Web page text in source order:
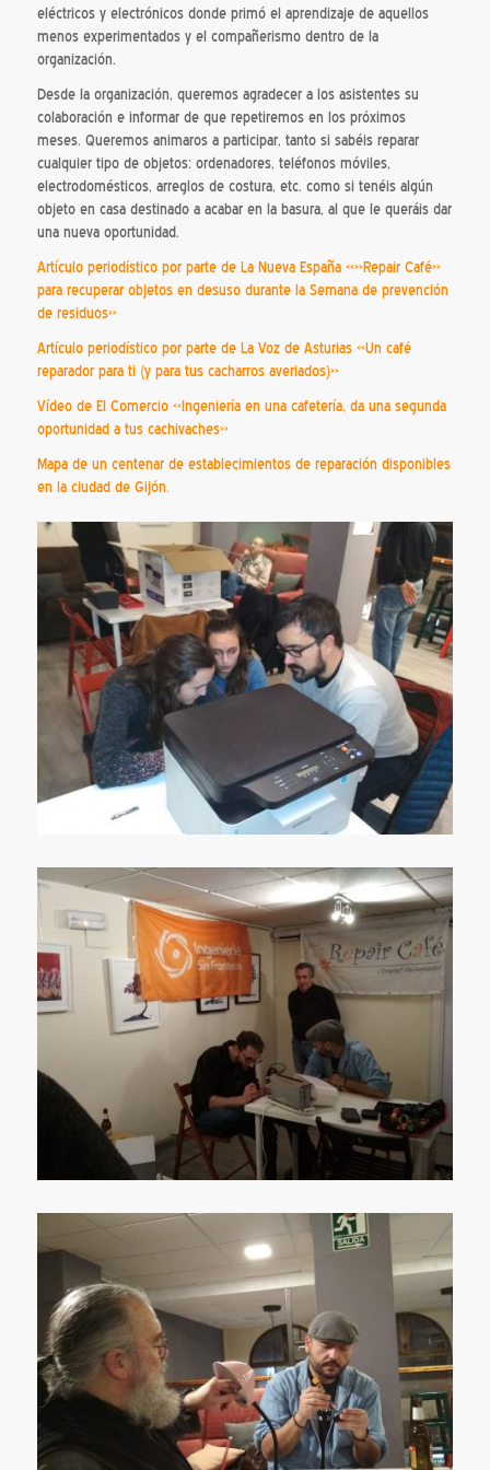
eléctricos y electrónicos donde primó el aprendizaje de aquellos
menos experimentados y el compañerismo dentro de la
organización.
Desde la organización, queremos agradecer a los asistentes su
colaboración e informar de que repetiremos en los próximos
meses. Queremos animaros a participar, tanto si sabéis reparar
cualquier tipo de objetos: ordenadores, teléfonos móviles,
electrodomésticos, arreglos de costura, etc. como si tenéis algún
objeto en casa destinado a acabar en la basura, al que le queráis dar
una nueva oportunidad.
Artículo periodístico por parte de La Nueva España «»Repair Café»
para recuperar objetos en desuso durante la Semana de prevención
de residuos»
Artículo periodístico por parte de La Voz de Asturias «Un café
reparador para ti (y para tus cacharros averiados)»
Vídeo de El Comercio «Ingeniería en una cafetería, da una segunda
oportunidad a tus cachivaches»
Mapa de un centenar de establecimientos de reparación disponibles
en la ciudad de Gijón.